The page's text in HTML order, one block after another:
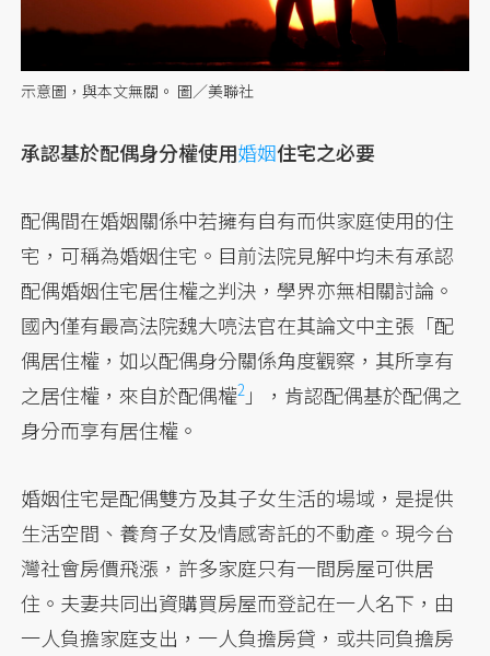
示意圖，與本文無關。 圖／美聯社
承認基於配偶身分權使用婚姻住宅之必要
配偶間在婚姻關係中若擁有自有而供家庭使用的住
宅，可稱為婚姻住宅。目前法院見解中均未有承認
配偶婚姻住宅居住權之判決，學界亦無相關討論。
國內僅有最高法院魏大喨法官在其論文中主張「配
偶居住權，如以配偶身分關係角度觀察，其所享有
之居住權， 來自於配偶權2 」，肯認配偶基於配偶之
身分而享有居住權。
婚姻住宅是配偶雙方及其子女生活的場域，是提供
生活空間、養育子女及情感寄託的不動產。現今台
灣社會房價飛漲，許多家庭只有一間房屋可供居
住。夫妻共同出資購買房屋而登記在一人名下，由
一人負擔家庭支出，一人負擔房貸，或共同負擔房